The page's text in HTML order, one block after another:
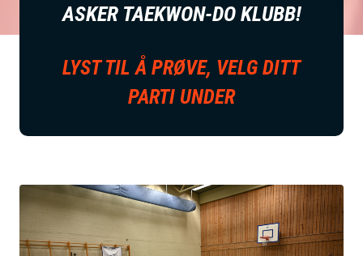
ASKER TAEKWON-DO KLUBB!
LYST TIL Å PRØVE, VELG DITT
PARTI UNDER